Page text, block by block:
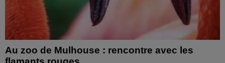
Au zoo de Mulhouse : rencontre avec les